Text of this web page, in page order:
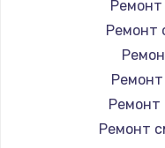
Ремонт
Ремонт
Ремонт
Ремонт